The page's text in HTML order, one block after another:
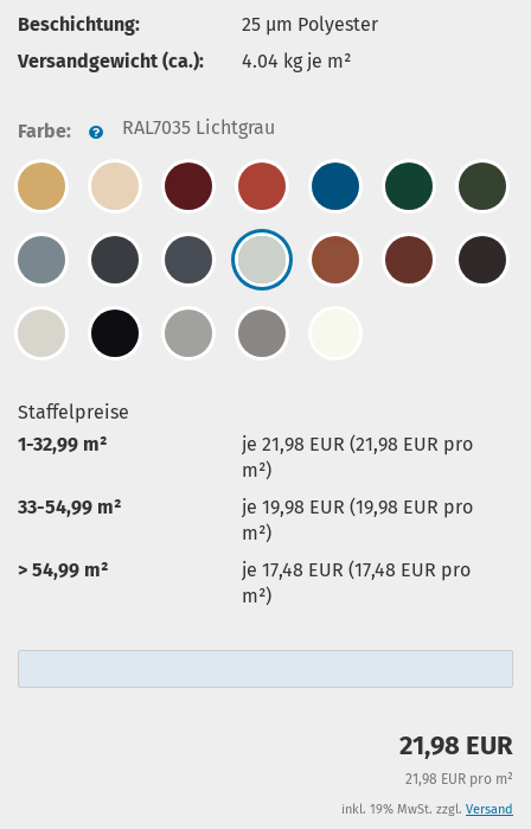
Beschichtung:
25 µm Polyester
Versandgewicht (ca.):
4.04 kg je m²
Farbe: RAL7035 Lichtgrau
Staffelpreise
1-32,99 m²
je 21,98 EUR (21,98 EUR pro
m²)
33-54,99 m²
je 19,98 EUR (19,98 EUR pro
m²)
> 54,99 m²
je 17,48 EUR (17,48 EUR pro
m²)
21,98 EUR
21,98 EUR pro m²
inkl. 19% MwSt. zzgl. Versand